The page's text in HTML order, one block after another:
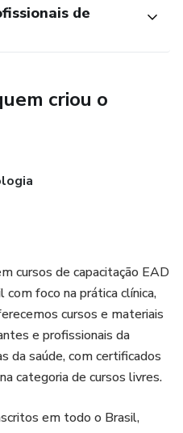
de
criou o
cursos de capacitação EAD
com foco na prática clínica,
cursos e materiais
e profissionais da
da saúde, com certificados
categoria de cursos livres.
em todo o Brasil,